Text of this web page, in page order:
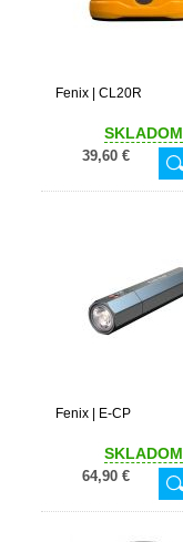
Fenix | CL20R
SKLADOM
39,60 €
Fenix | E-CP
SKLADOM
64,90 €